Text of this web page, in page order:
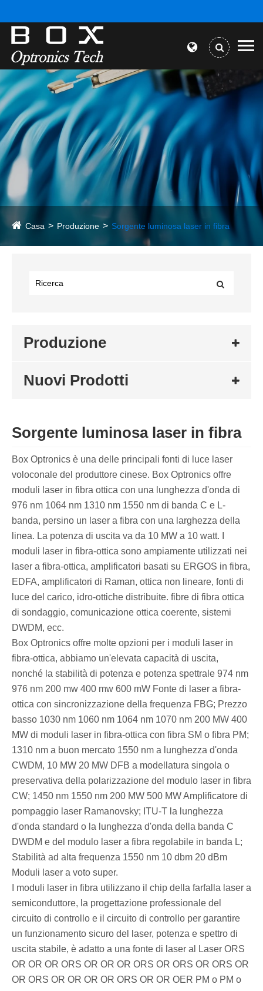
Casa Produzione Sorgente luminosa laser in fibra
Produzione
Nuovi Prodotti
Sorgente luminosa laser in fibra
Box Optronics è una delle principali fonti di luce laser
voloconale del produttore cinese. Box Optronics offre
moduli laser in fibra ottica con una lunghezza d'onda di
976 nm 1064 nm 1310 nm 1550 nm di banda C e L-
banda, persino un laser a fibra con una larghezza della
linea. La potenza di uscita va da 10 MW a 10 watt. I
moduli laser in fibra-ottica sono ampiamente utilizzati nei
laser a fibra-ottica, amplificatori basati su ERGOS in fibra,
EDFA, amplificatori di Raman, ottica non lineare, fonti di
luce del carico, idro-ottiche distribuite. fibre di fibra ottica
di sondaggio, comunicazione ottica coerente, sistemi
DWDM, ecc.
Box Optronics offre molte opzioni per i moduli laser in
fibra-ottica, abbiamo un'elevata capacità di uscita,
nonché la stabilità di potenza e potenza spettrale 974 nm
976 nm 200 mw 400 mw 600 mW Fonte di laser a fibra-
ottica con sincronizzazione della frequenza FBG; Prezzo
basso 1030 nm 1060 nm 1064 nm 1070 nm 200 MW 400
MW di moduli laser in fibra-ottica con fibra SM o fibra PM;
1310 nm a buon mercato 1550 nm a lunghezza d'onda
CWDM, 10 MW 20 MW DFB a modellatura singola o
preservativa della polarizzazione del modulo laser in fibra
CW; 1450 nm 1550 nm 200 MW 500 MW Amplificatore di
pompaggio laser Ramanovsky; ITU-T la lunghezza
d'onda standard o la lunghezza d'onda della banda C
DWDM e del modulo laser a fibra regolabile in banda L;
Stabilità ad alta frequenza 1550 nm 10 dbm 20 dBm
Moduli laser a voto super.
I moduli laser in fibra utilizzano il chip della farfalla laser a
semiconduttore, la progettazione professionale del
circuito di controllo e il circuito di controllo per garantire
un funzionamento sicuro del laser, potenza e spettro di
uscita stabile, è adatto a una fonte di laser al Laser ORS
OR OR OR ORS OR OR OR ORS OR ORS OR ORS OR
OR ORS OR OR OR OR ORS OR OR OER PM o PM o